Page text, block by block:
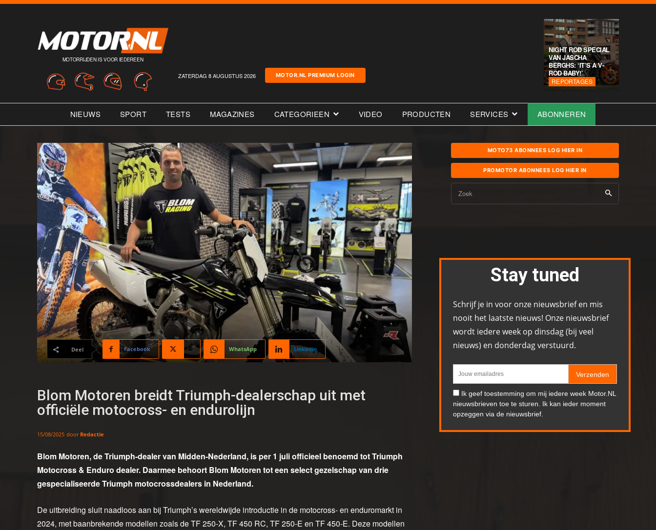
MOTORRIJDEN IS VOOR IEDEREEN
ZATERDAG 8 AUGUSTUS 2026 MOTOR.NL PREMIUM LOGIN
NIGHT ROD SPECIAL
VAN JASCHA
BERGHS: ‘IT’S A V-
ROD BABY!’
REPORTAGES
NIEUWS SPORT TESTS MAGAZINES CATEGORIEEN VIDEO PRODUCTEN SERVICES ABONNEREN
Deel Facebook X WhatsApp Linkedin
Blom Motoren breidt Triumph-dealerschap uit met
officiële motocross- en endurolijn
15/08/2025 door Redactie
Blom Motoren, de Triumph-dealer van Midden-Nederland, is per 1 juli officieel benoemd tot Triumph
Motocross & Enduro dealer. Daarmee behoort Blom Motoren tot een select gezelschap van drie
gespecialiseerde Triumph motocrossdealers in Nederland.
De uitbreiding sluit naadloos aan bij Triumph’s wereldwijde introductie in de motocross- en enduromarkt in
2024, met baanbrekende modellen zoals de TF 250-X, TF 450 RC, TF 250-E en TF 450-E. Deze modellen
MOTO73 ABONNEES LOG HIER IN
PROMOTOR ABONNEES LOG HIER IN
Zoek
Stay tuned
Schrijf je in voor onze nieuwsbrief en mis
nooit het laatste nieuws! Onze nieuwsbrief
wordt iedere week op dinsdag (bij veel
nieuws) en donderdag verstuurd.
Verzenden
Ik geef toestemming om mij iedere week Motor.NL
nieuwsbrieven toe te sturen. Ik kan ieder moment
opzeggen via de nieuwsbrief.